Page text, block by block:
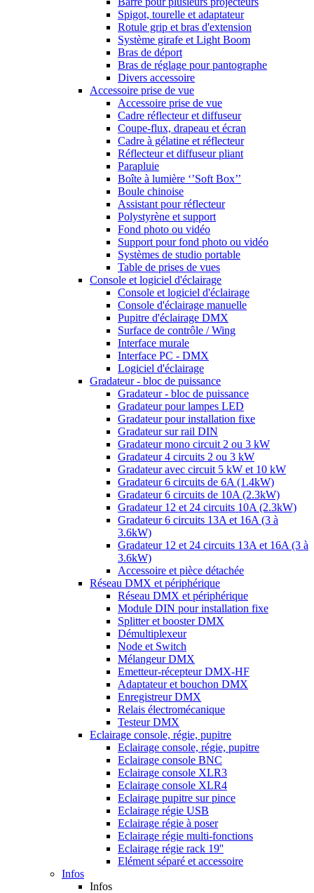
Spigot, tourelle et adaptateur
Rotule grip et bras d'extension
Système girafe et Light Boom
Bras de déport
Bras de réglage pour pantographe
Divers accessoire
Accessoire prise de vue
Accessoire prise de vue
Cadre réflecteur et diffuseur
Coupe-flux, drapeau et écran
Cadre à gélatine et réflecteur
Réflecteur et diffuseur pliant
Parapluie
Boîte à lumière ‘’Soft Box’’
Boule chinoise
Assistant pour réflecteur
Polystyrène et support
Fond photo ou vidéo
Support pour fond photo ou vidéo
Systèmes de studio portable
Table de prises de vues
Console et logiciel d'éclairage
Console et logiciel d'éclairage
Console d'éclairage manuelle
Pupitre d'éclairage DMX
Surface de contrôle / Wing
Interface murale
Interface PC - DMX
Logiciel d'éclairage
Gradateur - bloc de puissance
Gradateur - bloc de puissance
Gradateur pour lampes LED
Gradateur pour installation fixe
Gradateur sur rail DIN
Gradateur mono circuit 2 ou 3 kW
Gradateur 4 circuits 2 ou 3 kW
Gradateur avec circuit 5 kW et 10 kW
Gradateur 6 circuits de 6A (1.4kW)
Gradateur 6 circuits de 10A (2.3kW)
Gradateur 12 et 24 circuits 10A (2.3kW)
Gradateur 6 circuits 13A et 16A (3 à
3.6kW)
Gradateur 12 et 24 circuits 13A et 16A (3 à
3.6kW)
Accessoire et pièce détachée
Réseau DMX et périphérique
Réseau DMX et périphérique
Module DIN pour installation fixe
Splitter et booster DMX
Démultiplexeur
Node et Switch
Mélangeur DMX
Emetteur-récepteur DMX-HF
Adaptateur et bouchon DMX
Enregistreur DMX
Relais électromécanique
Testeur DMX
Eclairage console, régie, pupitre
Eclairage console, régie, pupitre
Eclairage console BNC
Eclairage console XLR3
Eclairage console XLR4
Eclairage pupitre sur pince
Eclairage régie USB
Eclairage régie à poser
Eclairage régie multi-fonctions
Eclairage régie rack 19''
Elément séparé et accessoire
Infos
Infos